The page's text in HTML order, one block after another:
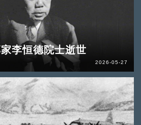
李恒德院士逝世
2026-05-27